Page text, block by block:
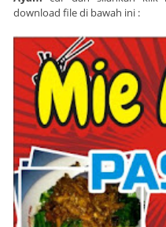
download file di bawah ini :